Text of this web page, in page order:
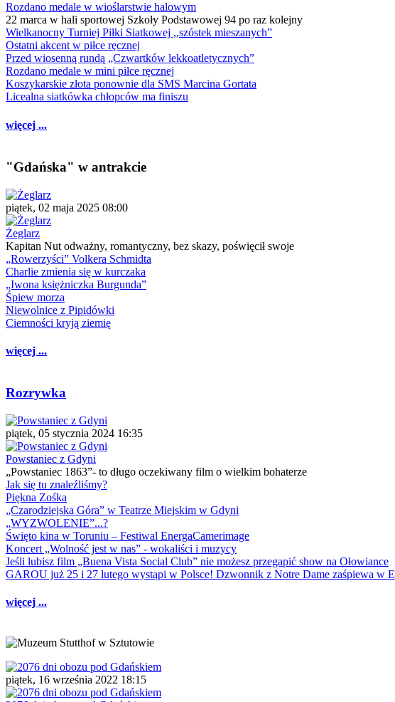
Rozdano medale w wioślarstwie halowym
22 marca w hali sportowej Szkoły Podstawowej 94 po raz kolejny
Wielkanocny Turniej Piłki Siatkowej ,,szóstek mieszanych”
Ostatni akcent w piłce ręcznej
Przed wiosenną rundą „Czwartków lekkoatletycznych”
Rozdano medale w mini piłce ręcznej
Koszykarskie złota ponownie dla SMS Marcina Gortata
Licealna siatkówka chłopców ma finiszu
więcej ...
"Gdańska" w antrakcie
piątek, 02 maja 2025 08:00
Żeglarz
Kapitan Nut odważny, romantyczny, bez skazy, poświęcił swoje
„Rowerzyści” Volkera Schmidta
Charlie zmienia się w kurczaka
„Iwona księżniczka Burgunda”
Śpiew morza
Niewolnice z Pipidówki
Ciemności kryją ziemię
więcej ...
Rozrywka
piątek, 05 stycznia 2024 16:35
Powstaniec z Gdyni
„Powstaniec 1863”- to długo oczekiwany film o wielkim bohaterze
Jak się tu znaleźliśmy?
Piękna Zośka
„Czarodziejska Góra” w Teatrze Miejskim w Gdyni
„WYZWOLENIE”...?
Święto kina w Toruniu – Festiwal EnergaCamerimage
Koncert „Wolność jest w nas” - wokaliści i muzycy
Jeśli lubisz film „Buena Vista Social Club” nie możesz przegapić show na Ołowiance
GAROU już 25 i 27 lutego wystąpi w Polsce! Dzwonnik z Notre Dame zaśpiewa w
więcej ...
piątek, 16 września 2022 18:15